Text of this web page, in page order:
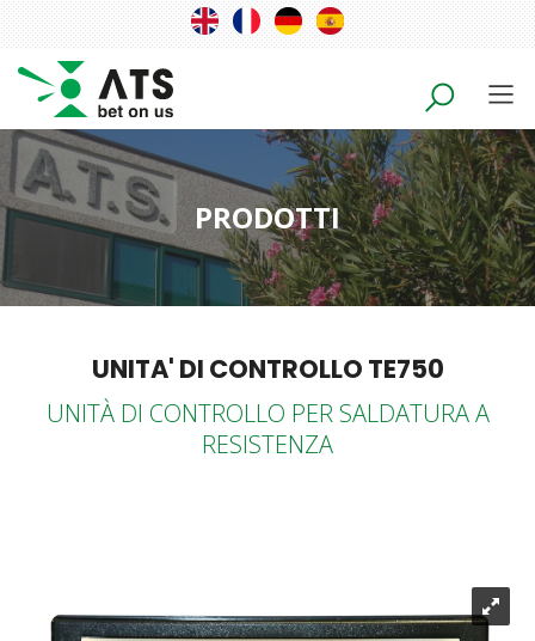
PRODOTTI
UNITA' DI CONTROLLO TE750
UNITÀ DI CONTROLLO PER SALDATURA A
RESISTENZA